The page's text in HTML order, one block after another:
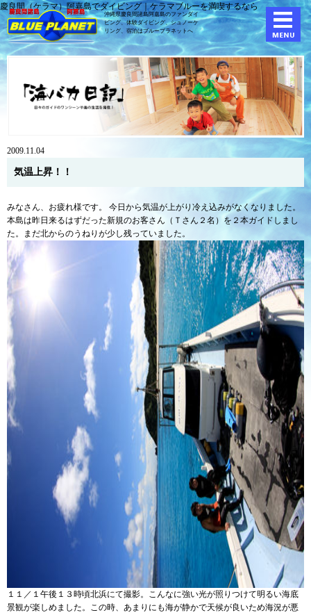
慶良間（ケラマ）阿嘉島でダイビング｜ケラマブルーを満喫するなら
沖縄県慶良間諸島阿嘉島のファンダイ
ビング、体験ダイビング、シュノーケ
リング、宿泊はブループラネットへ
2009.11.04
気温上昇！！
みなさん、お疲れ様です。 今日から気温が上がり冷え込みがなくなりました。
本島は昨日来るはずだった新規のお客さん（Ｔさん２名）を２本ガイドしまし
た。まだ北からのうねりが少し残っていました。
１１／１午後１３時頃北浜にて撮影。こんなに強い光が照りつけて明るい海底
景観が楽しめました。この時、あまりにも海が静かで天候が良いため海況が悪